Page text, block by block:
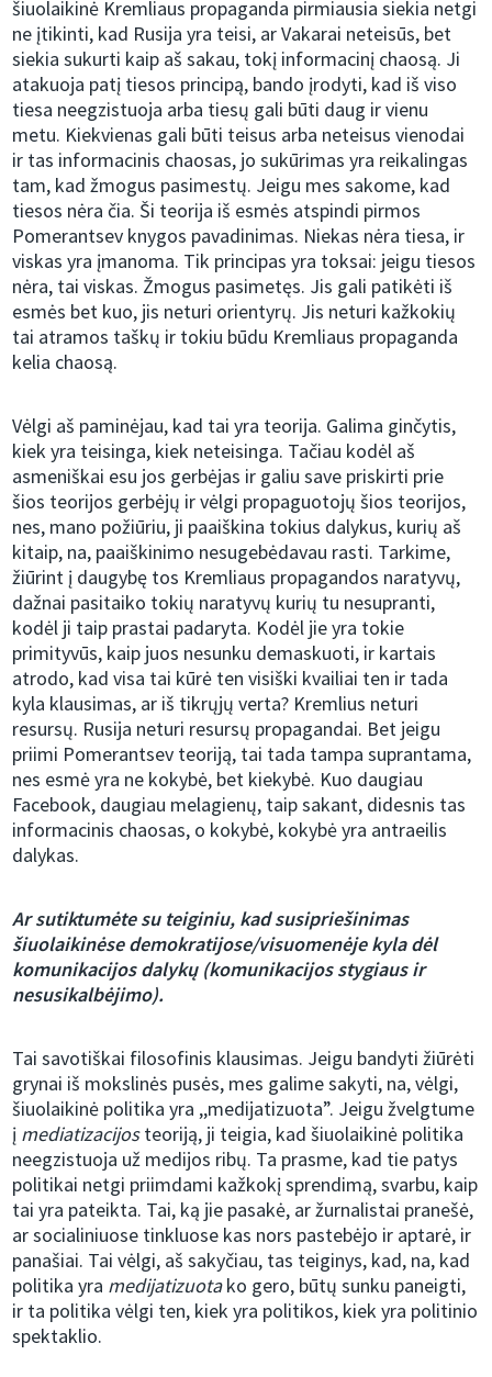
šiuolaikinė Kremliaus propaganda pirmiausia siekia netgi
ne įtikinti, kad Rusija yra teisi, ar Vakarai neteisūs, bet
siekia sukurti kaip aš sakau, tokį informacinį chaosą. Ji
atakuoja patį tiesos principą, bando įrodyti, kad iš viso
tiesa neegzistuoja arba tiesų gali būti daug ir vienu
metu. Kiekvienas gali būti teisus arba neteisus vienodai
ir tas informacinis chaosas, jo sukūrimas yra reikalingas
tam, kad žmogus pasimestų. Jeigu mes sakome, kad
tiesos nėra čia. Ši teorija iš esmės atspindi pirmos
Pomerantsev knygos pavadinimas. Niekas nėra tiesa, ir
viskas yra įmanoma. Tik principas yra toksai: jeigu tiesos
nėra, tai viskas. Žmogus pasimetęs. Jis gali patikėti iš
esmės bet kuo, jis neturi orientyrų. Jis neturi kažkokių
tai atramos taškų ir tokiu būdu Kremliaus propaganda
kelia chaosą.
Vėlgi aš paminėjau, kad tai yra teorija. Galima ginčytis,
kiek yra teisinga, kiek neteisinga. Tačiau kodėl aš
asmeniškai esu jos gerbėjas ir galiu save priskirti prie
šios teorijos gerbėjų ir vėlgi propaguotojų šios teorijos,
nes, mano požiūriu, ji paaiškina tokius dalykus, kurių aš
kitaip, na, paaiškinimo nesugebėdavau rasti. Tarkime,
žiūrint į daugybę tos Kremliaus propagandos naratyvų,
dažnai pasitaiko tokių naratyvų kurių tu nesupranti,
kodėl ji taip prastai padaryta. Kodėl jie yra tokie
primityvūs, kaip juos nesunku demaskuoti, ir kartais
atrodo, kad visa tai kūrė ten visiški kvailiai ten ir tada
kyla klausimas, ar iš tikrųjų verta? Kremlius neturi
resursų. Rusija neturi resursų propagandai. Bet jeigu
priimi Pomerantsev teoriją, tai tada tampa suprantama,
nes esmė yra ne kokybė, bet kiekybė. Kuo daugiau
Facebook, daugiau melagienų, taip sakant, didesnis tas
informacinis chaosas, o kokybė, kokybė yra antraeilis
dalykas.
Ar sutiktumėte su teiginiu, kad susipriešinimas
šiuolaikinėse demokratijose/visuomenėje kyla dėl
komunikacijos dalykų (komunikacijos stygiaus ir
nesusikalbėjimo).
Tai savotiškai filosofinis klausimas. Jeigu bandyti žiūrėti
grynai iš mokslinės pusės, mes galime sakyti, na, vėlgi,
šiuolaikinė politika yra ,,medijatizuota”. Jeigu žvelgtume
į mediatizacijosteoriją, ji teigia, kad šiuolaikinė politika
neegzistuoja už medijos ribų. Ta prasme, kad tie patys
politikai netgi priimdami kažkokį sprendimą, svarbu, kaip
tai yra pateikta. Tai, ką jie pasakė, ar žurnalistai pranešė,
ar socialiniuose tinkluose kas nors pastebėjo ir aptarė, ir
panašiai. Tai vėlgi, aš sakyčiau, tas teiginys, kad, na, kad
politika yra medijatizuotako gero, būtų sunku paneigti,
ir ta politika vėlgi ten, kiek yra politikos, kiek yra politinio
spektaklio.